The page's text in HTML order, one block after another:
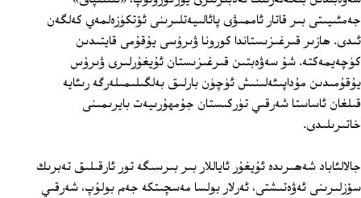
جەمئىيىتى بىر قاتار ئاممىۋى پائالىيەتلىرىنى ئۆتكۈزەلمەي كەلگەن
ئىدى. ھازىر قىرغىزىستاندا كورونا ۋىرۇسى يۇقۇمى قايتىدىن
كۈچەيمەكتە. شۇ سەۋەبتىن قىرغىزىستان ئۇيغۇرلىرى ۋىرۇس
يۇقۇمىدىن مۇداپىئەلىنىش ئۈچۈن بارلىق بەلگىلىمىلەرگە رىئايە
قىلغان ئاساستا شەرقىي تۈركىستان جۇمھۇرىيەت بايرىمىنى
خاتىرىلىدى.
جالالئاباد شەھىرىدە ئۇيغۇر ئاياللار بىر بىرسىگە تور ئارقىلىق تەبرىك
سۆزلىرىنى ئەۋەتىشتى، ئەرلار بولسا مەسچىتكە جەم بولۇپ، شەرقىي